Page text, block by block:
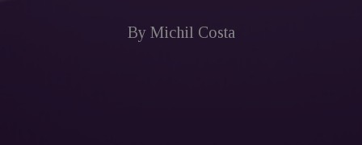
By Michil Costa